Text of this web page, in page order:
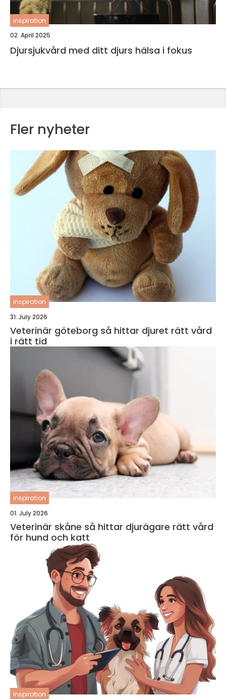
inspiration
02. April 2025
Djursjukvård med ditt djurs hälsa i fokus
Fler nyheter
inspiration
31. July 2026
Veterinär göteborg så hittar djuret rätt vård
i rätt tid
inspiration
01. July 2026
Veterinär skåne så hittar djurägare rätt vård
för hund och katt
inspiration